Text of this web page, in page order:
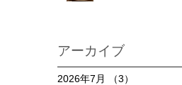
アーカイブ
2026年7月 （3）